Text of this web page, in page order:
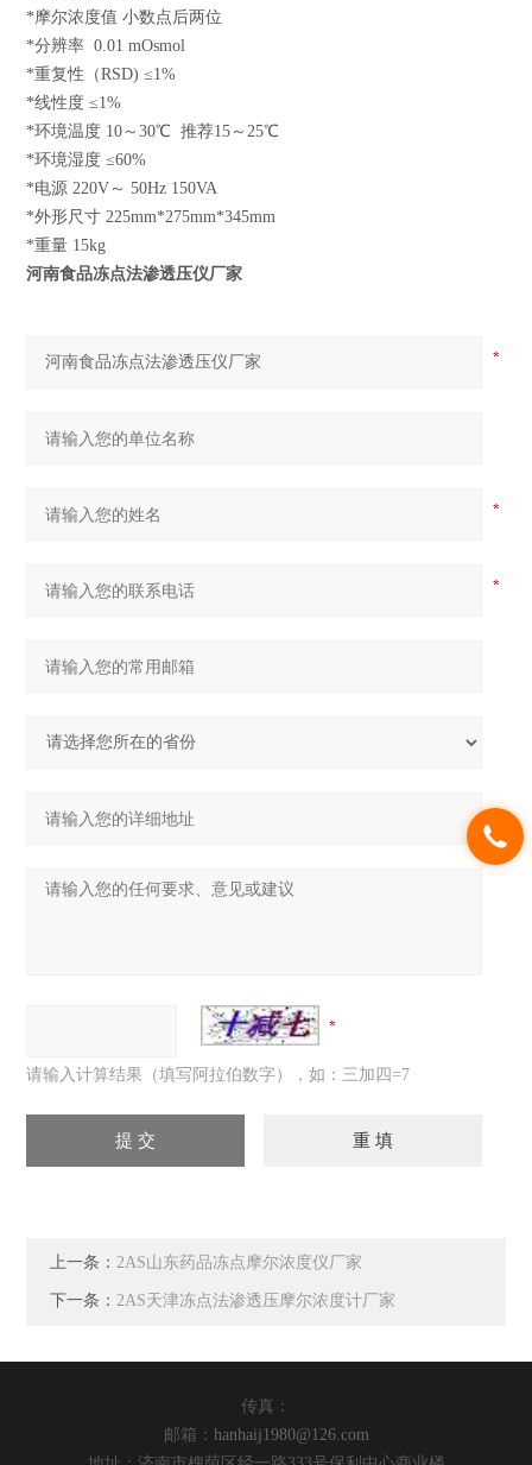
*摩尔浓度值 小数点后两位
*分辨率 0.01 mOsmol
*重复性（RSD) ≤1%
*线性度 ≤1%
*环境温度 10～30℃ 推荐15～25℃
*环境湿度 ≤60%
*电源 220V～ 50Hz 150VA
*外形尺寸 225mm*275mm*345mm
*重量 15kg
河南食品冻点法渗透压仪厂家
请输入计算结果（填写阿拉伯数字），如：三加四=7
上一条：2AS山东药品冻点摩尔浓度仪厂家
下一条：2AS天津冻点法渗透压摩尔浓度计厂家
传真：
邮箱： hanhaij1980@126.com